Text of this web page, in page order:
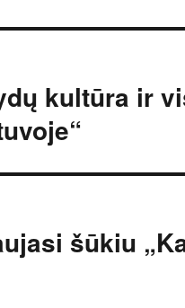
kultūra ir
šūkiu